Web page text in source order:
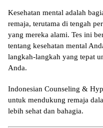
Kesehatan mental adalah
remaja, terutama di tengah
yang mereka alami. Tes ini
tentang kesehatan mental
langkah-langkah yang tepat
Anda.
Indonesian Counseling &
untuk mendukung remaja
lebih sehat dan bahagia.